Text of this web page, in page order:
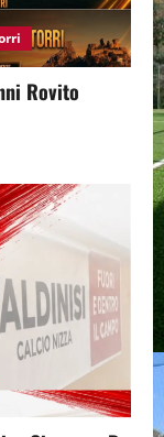
Rovito